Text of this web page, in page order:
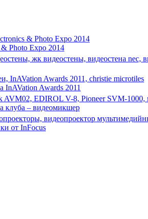
Photo Expo 2014
InAVation Awards 2011
клуба – видеомикшер
от InFocus